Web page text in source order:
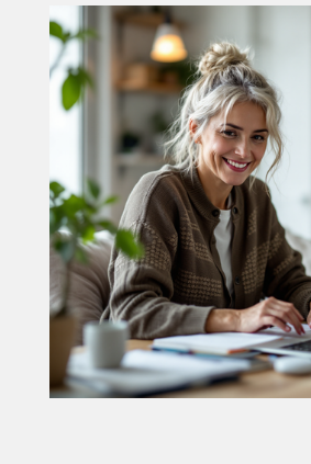
métier qui change
compris la vôtre.